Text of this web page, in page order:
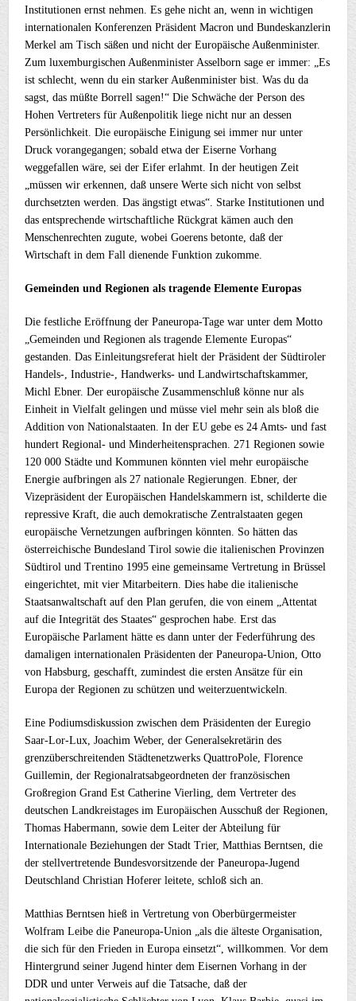
Institutionen ernst nehmen. Es gehe nicht an, wenn in wichtigen
internationalen Konferenzen Präsident Macron und Bundeskanzlerin
Merkel am Tisch säßen und nicht der Europäische Außenminister.
Zum luxemburgischen Außenminister Asselborn sage er immer: „Es
ist schlecht, wenn du ein starker Außenminister bist. Was du da
sagst, das müßte Borrell sagen!“ Die Schwäche der Person des
Hohen Vertreters für Außenpolitik liege nicht nur an dessen
Persönlichkeit. Die europäische Einigung sei immer nur unter
Druck vorangegangen; sobald etwa der Eiserne Vorhang
weggefallen wäre, sei der Eifer erlahmt. In der heutigen Zeit
„müssen wir erkennen, daß unsere Werte sich nicht von selbst
durchsetzten werden. Das ängstigt etwas“. Starke Institutionen und
das entsprechende wirtschaftliche Rückgrat kämen auch den
Menschenrechten zugute, wobei Goerens betonte, daß der
Wirtschaft in dem Fall dienende Funktion zukomme.
Gemeinden und Regionenals tragende Elemente Europas
Die festliche Eröffnung der Paneuropa-Tage war unter dem Motto
„Gemeinden und Regionen als tragende Elemente Europas“
gestanden. Das Einleitungsreferat hielt der Präsident der Südtiroler
Handels-, Industrie-, Handwerks- und Landwirtschaftskammer,
Michl Ebner. Der europäische Zusammenschluß könne nur als
Einheit in Vielfalt gelingen und müsse viel mehr sein als bloß die
Addition von Nationalstaaten. In der EU gebe es 24 Amts- und fast
hundert Regional- und Minderheitensprachen. 271 Regionen sowie
120 000 Städte und Kommunen könnten viel mehr europäische
Energie aufbringen als 27 nationale Regierungen. Ebner, der
Vizepräsident der Europäischen Handelskammern ist, schilderte die
repressive Kraft, die auch demokratische Zentralstaaten gegen
europäische Vernetzungen aufbringen könnten. So hätten das
österreichische Bundesland Tirol sowie die italienischen Provinzen
Südtirol und Trentino 1995 eine gemeinsame Vertretung in Brüssel
eingerichtet, mit vier Mitarbeitern. Dies habe die italienische
Staatsanwaltschaft auf den Plan gerufen, die von einem „Attentat
auf die Integrität des Staates“ gesprochen habe. Erst das
Europäische Parlament hätte es dann unter der Federführung des
damaligen internationalen Präsidenten der Paneuropa-Union, Otto
von Habsburg, geschafft, zumindest die ersten Ansätze für ein
Europa der Regionen zu schützen und weiterzuentwickeln.
Eine Podiumsdiskussion zwischen dem Präsidenten der Euregio
Saar-Lor-Lux, Joachim Weber, der Generalsekretärin des
grenzüberschreitenden Städtenetzwerks QuattroPole, Florence
Guillemin, der Regionalratsabgeordneten der französischen
Großregion Grand Est Catherine Vierling, dem Vertreter des
deutschen Landkreistages im Europäischen Ausschuß der Regionen,
Thomas Habermann, sowie dem Leiter der Abteilung für
Internationale Beziehungen der Stadt Trier, Matthias Berntsen, die
der stellvertretende Bundesvorsitzende der Paneuropa-Jugend
Deutschland Christian Hoferer leitete, schloß sich an.
Matthias Berntsen hieß in Vertretung von Oberbürgermeister
Wolfram Leibe die Paneuropa-Union „als die älteste Organisation,
die sich für den Frieden in Europa einsetzt“, willkommen. Vor dem
Hintergrund seiner Jugend hinter dem Eisernen Vorhang in der
DDR und unter Verweis auf die Tatsache, daß der